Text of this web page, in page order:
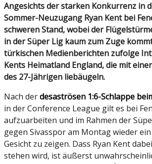
Angesichts der starken Konkurrenz in der Offensive hat
Sommer-Neuzugang Ryan Kent bei
schweren Stand, wobei der
in der Süper Lig kaum zum Zuge
türkischen Medienberichten zufolge
Kents Heimatland England, die mit
des 27-Jährigen liebäugeln.
Nach derdesaströsen 1:6-Schlappe
in der Conference League gilt es bei
aufzuarbeiten und im Rahmen der
gegen Sivasspor am Montag wieder
Gesicht zu zeigen. Dass Ryan Kent
stehen wird, ist äußerst